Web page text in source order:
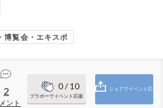
博覧会・エキスポ
2
ント
0/ 10
ブラボーでイベント応援
シェアでイベント応